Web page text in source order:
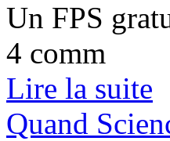
Un FPS
4 comm
Lire la suite
Quand